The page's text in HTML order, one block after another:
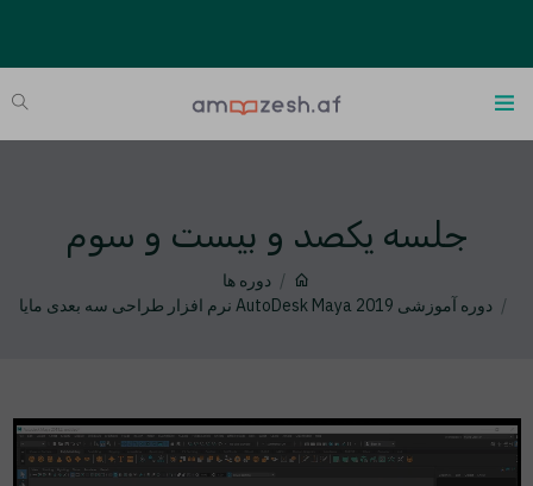
جلسه یکصد و بیست و سوم
دوره ها
دوره آموزشی AutoDesk Maya 2019 نرم افزار طراحی سه بعدی مایا